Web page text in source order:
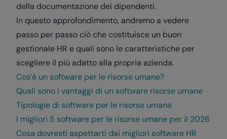
della documentazione dei dipendenti.
In questo approfondimento, andremo a vedere
passo per passo ciò che costituisce un buon
gestionale HR e quali sono le caratteristiche per
scegliere il più adatto alla propria azienda.
Cos’è un software per le risorse umane?
Quali sono i vantaggi di un software risorse umane
Tipologie di software per le risorse umane
I migliori 5 software per le risorse umane per il 2026
Cosa dovresti aspettarti dai migliori software HR